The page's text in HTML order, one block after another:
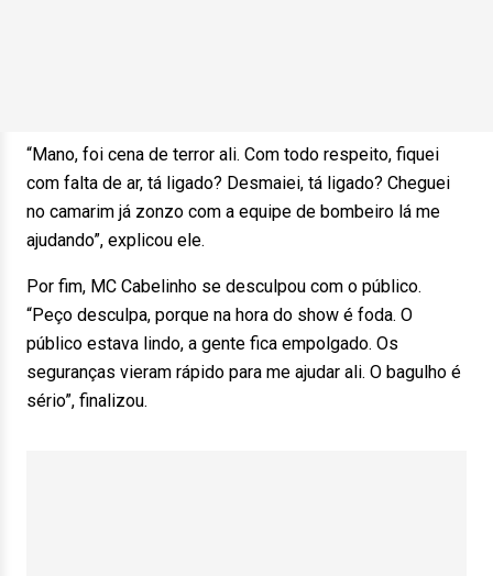
“Mano, foi cena de terror ali. Com todo respeito, fiquei
com falta de ar, tá ligado? Desmaiei, tá ligado? Cheguei
no camarim já zonzo com a equipe de bombeiro lá me
ajudando”, explicou ele.
Por fim, MC Cabelinho se desculpou com o público.
“Peço desculpa, porque na hora do show é foda. O
público estava lindo, a gente fica empolgado. Os
seguranças vieram rápido para me ajudar ali. O bagulho é
sério”, finalizou.